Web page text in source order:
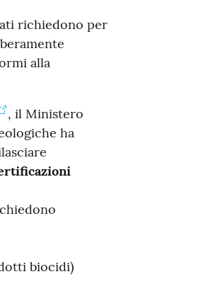
richiedono per
alla
, il Ministero
ha
biocidi)